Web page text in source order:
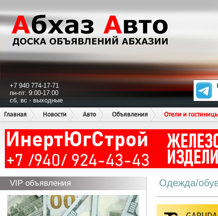
+7 940 774-17-71
пн-пт: 9:00-17:00
сб, вс - выходные
Главная
Новости Авто Объявления Отели и
VIP объявления Одежда/